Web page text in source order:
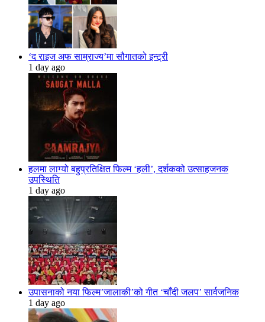
‘द राइज अफ साम्राज्य’मा सौगातको इन्ट्री
1 day ago
हलमा लाग्यो बहुप्रतिक्षित फिल्म ‘हली’, दर्शकको उत्साहजनक
उपस्थिति
1 day ago
उपासनाको नया फिल्म’जालाकी’को गीत ‘चाँदी जलप’ सार्वजनिक
1 day ago